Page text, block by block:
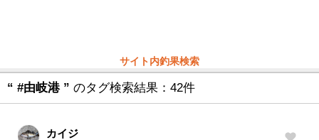
サイト内釣果検索
“ #由岐港 ” のタグ検索結果：42件
カイジ